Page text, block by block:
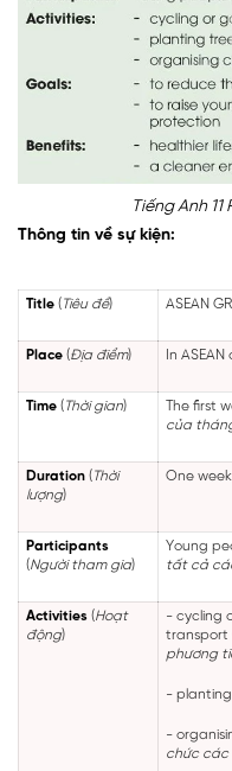
Tiếng Anh
Thông tin về sự kiện:
Title (Tiêu đề) ASEAN
Place (Địa điểm) In
Time (Thời gian) The first
của
Duration (Thời
lượng)
One
Participants
(Người tham gia)
Young
tất cả
Activities (Hoạt
động)
- cycling
transport
phương
- planting
-
chức các